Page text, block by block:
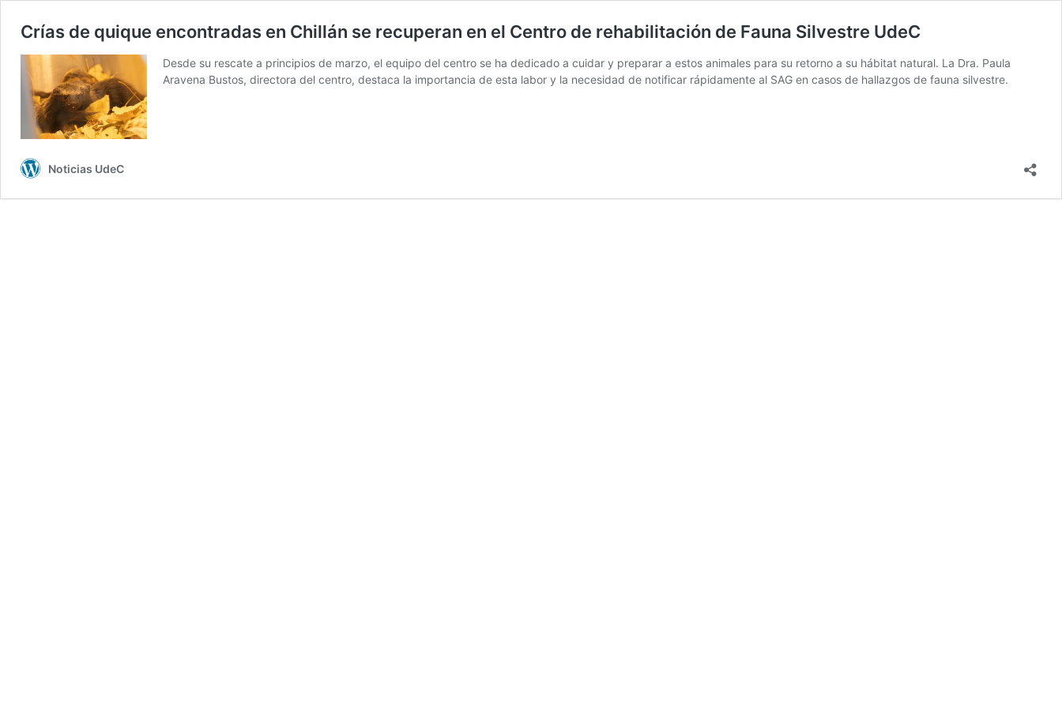
Crías de quique encontradas en Chillán se recuperan en el Centro de rehabilitación de Fauna Silvestre UdeC
Desde su rescate a principios de marzo, el equipo del centro se ha dedicado a cuidar y preparar a estos animales para su retorno a su hábitat natural. La Dra. Paula
Aravena Bustos, directora del centro, destaca la importancia de esta labor y la necesidad de notificar rápidamente al SAG en casos de hallazgos de fauna silvestre.
Noticias UdeC